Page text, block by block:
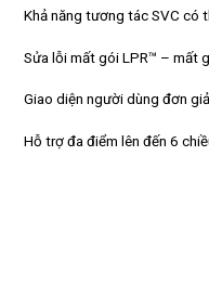
Khả năng tương tác SVC có
Sửa lỗi mất gói LPR™ – mất
Giao diện người dùng đơn
Hỗ trợ đa điểm lên đến 6